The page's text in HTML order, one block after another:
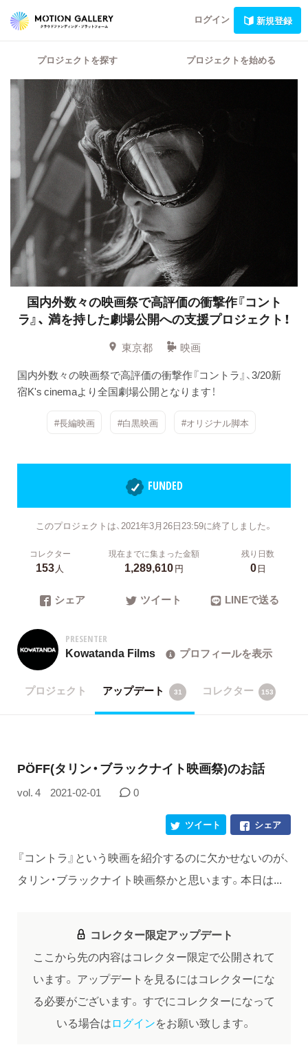
ログイン 新規登録
プロジェクトを探す プロジェクトを始める
国内外数々の映画祭で高評価の衝撃作『コント
ラ』、 満を持した劇場公開への支援プロジェクト！
東京都
映画
国内外数々の映画祭で高評価の衝撃作『コントラ』、3/20新
宿K's cinemaより全国劇場公開となります！
#長編映画 #白黒映画 #オリジナル脚本
FUNDED
このプロジェクトは、2021年3月26日23:59に終了しました。
コレクター
153人
現在までに集まった金額
1,289,610円
残り日数
0日
シェア ツイート LINEで送る
PRESENTER
Kowatanda Films プロフィールを表示
プロジェクト アップデート 31 コレクター 153
PÖFF(タリン・ブラックナイト映画祭)のお話
vol. 4 2021-02-01 0
シェア
ツイート
『コントラ』という映画を紹介するのに欠かせないのが、
タリン・ブラックナイト映画祭かと思います。本日は...
コレクター限定アップデート
ここから先の内容はコレクター限定で公開されて
います。 アップデートを見るにはコレクターにな
る必要がございます。 すでにコレクターになって
いる場合はログインをお願い致します。